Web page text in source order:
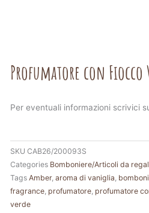
Profumatore con Fiocco
Per eventuali informazioni scrivici
SKU CAB26/200093S
Categories Bomboniere/Articoli da
Tags Amber, aroma di vaniglia
fragrance profumatore profumatore
verde